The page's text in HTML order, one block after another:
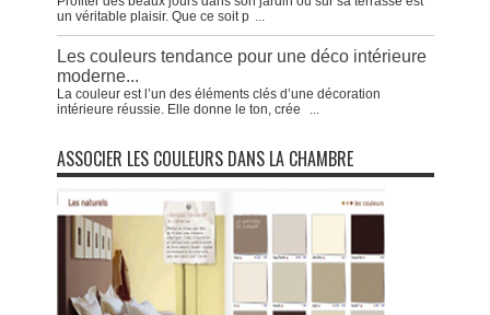
un véritable plaisir. Que ce soit p ...
Les couleurs tendance pour une déco intérieure
moderne...
La couleur est l’un des éléments clés d’une décoration
intérieure réussie. Elle donne le ton, crée
...
ASSOCIER LES COULEURS DANS LA CHAMBRE